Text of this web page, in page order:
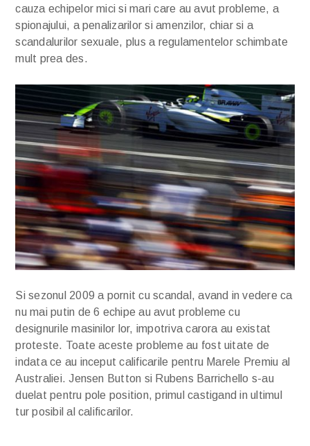
cauza echipelor mici si mari care au avut probleme, a
spionajului, a penalizarilor si amenzilor, chiar si a
scandalurilor sexuale, plus a regulamentelor schimbate
mult prea des.
Si sezonul 2009 a pornit cu scandal, avand in vedere ca
nu mai putin de 6 echipe au avut probleme cu
designurile masinilor lor, impotriva carora au existat
proteste. Toate aceste probleme au fost uitate de
indata ce au inceput calificarile pentru Marele Premiu al
Australiei. Jensen Button si Rubens Barrichello s-au
duelat pentru pole position, primul castigand in ultimul
tur posibil al calificarilor.